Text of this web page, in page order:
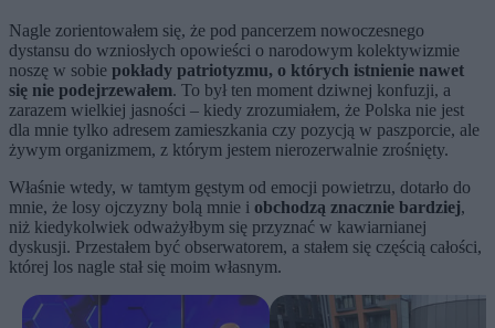
Nagle zorientowałem się, że pod pancerzem nowoczesnego
dystansu do wzniosłych opowieści o narodowym kolektywizmie
noszę w sobie pokłady patriotyzmu, o których istnienie nawet
się nie podejrzewałem. To był ten moment dziwnej konfuzji, a
zarazem wielkiej jasności – kiedy zrozumiałem, że Polska nie jest
dla mnie tylko adresem zamieszkania czy pozycją w paszporcie, ale
żywym organizmem, z którym jestem nierozerwalnie zrośnięty.
Właśnie wtedy, w tamtym gęstym od emocji powietrzu, dotarło do
mnie, że losy ojczyzny bolą mnie i obchodzą znacznie bardziej,
niż kiedykolwiek odważyłbym się przyznać w kawiarnianej
dyskusji. Przestałem być obserwatorem, a stałem się częścią całości,
której los nagle stał się moim własnym.